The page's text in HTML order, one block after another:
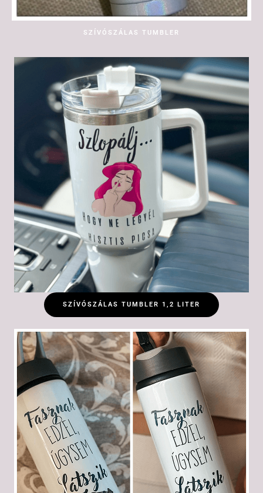
SZÍVÓSZÁLAS TUMBLER
SZÍVÓSZÁLAS TUMBLER 1,2 LITER